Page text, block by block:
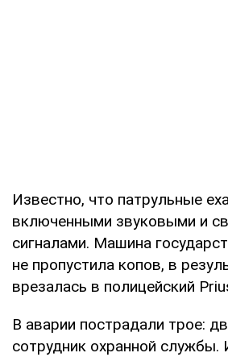
Известно, что патрульные
включенными звуковыми и
сигналами. Машина
не пропустила копов, в
врезалась в полицейский
В аварии пострадали трое:
сотрудник охранной службы.